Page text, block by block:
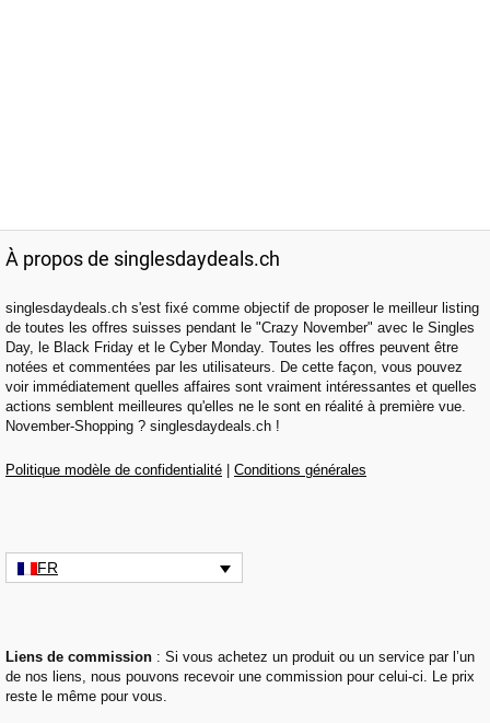
À propos de singlesdaydeals.ch
singlesdaydeals.ch s'est fixé comme objectif de proposer le meilleur listing
de toutes les offres suisses pendant le "Crazy November" avec le Singles
Day, le Black Friday et le Cyber Monday. Toutes les offres peuvent être
notées et commentées par les utilisateurs. De cette façon, vous pouvez
voir immédiatement quelles affaires sont vraiment intéressantes et quelles
actions semblent meilleures qu'elles ne le sont en réalité à première vue.
November-Shopping ? singlesdaydeals.ch !
Politique modèle de confidentialité Conditions générales
FR
Liens de commission : Si vous achetez un produit ou un service par l’un
de nos liens, nous pouvons recevoir une commission pour celui-ci. Le prix
reste le même pour vous.